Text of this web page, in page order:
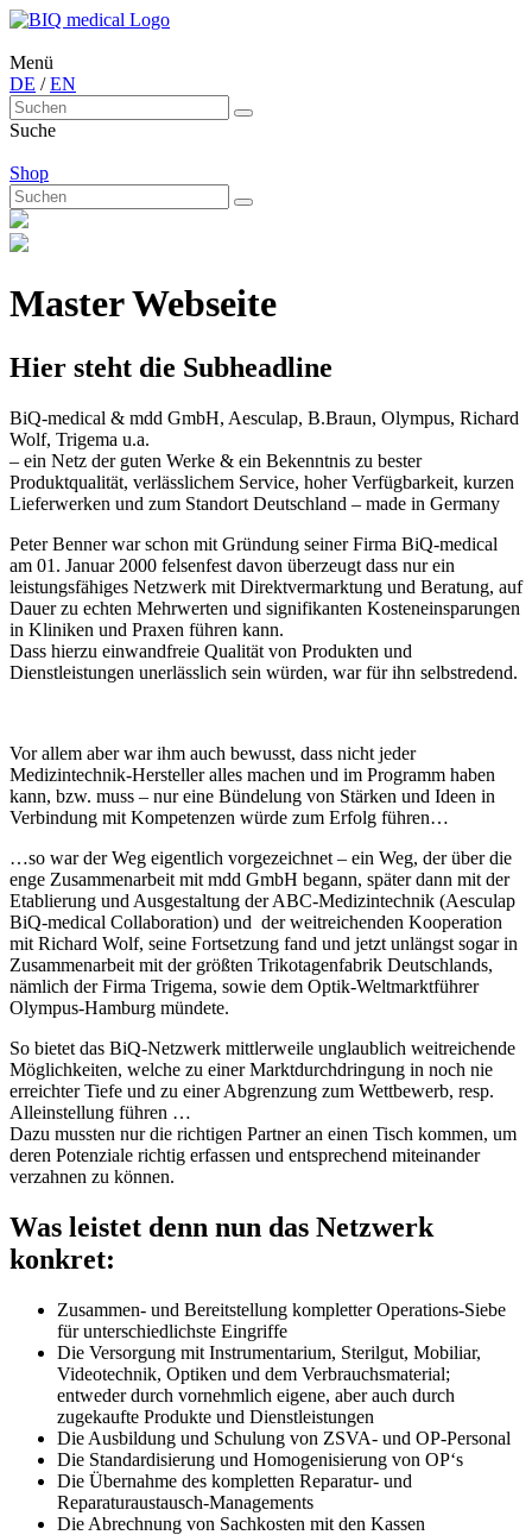
Menü
DE /EN
Suche
Shop
Master Webseite
Hier steht die Subheadline
BiQ-medical & mdd GmbH, Aesculap, B.Braun, Olympus, Richard
Wolf, Trigema u.a.
– ein Netz der guten Werke & ein Bekenntnis zu bester
Produktqualität, verlässlichem Service, hoher Verfügbarkeit, kurzen
Lieferwerken und zum Standort Deutschland – made in Germany
Peter Benner war schon mit Gründung seiner Firma BiQ-medical
am 01. Januar 2000 felsenfest davon überzeugt dass nur ein
leistungsfähiges Netzwerk mit Direktvermarktung und Beratung, auf
Dauer zu echten Mehrwerten und signifikanten Kosteneinsparungen
in Kliniken und Praxen führen kann.
Dass hierzu einwandfreie Qualität von Produkten und
Dienstleistungen unerlässlich sein würden, war für ihn selbstredend.
Vor allem aber war ihm auch bewusst, dass nicht jeder
Medizintechnik-Hersteller alles machen und im Programm haben
kann, bzw. muss – nur eine Bündelung von Stärken und Ideen in
Verbindung mit Kompetenzen würde zum Erfolg führen…
…so war der Weg eigentlich vorgezeichnet – ein Weg, der über die
enge Zusammenarbeit mit mdd GmbH begann, später dann mit der
Etablierung und Ausgestaltung der ABC-Medizintechnik (Aesculap
BiQ-medical Collaboration) und der weitreichenden Kooperation
mit Richard Wolf, seine Fortsetzung fand und jetzt unlängst sogar in
Zusammenarbeit mit der größten Trikotagenfabrik Deutschlands,
nämlich der Firma Trigema, sowie dem Optik-Weltmarktführer
Olympus-Hamburg mündete.
So bietet das BiQ-Netzwerk mittlerweile unglaublich weitreichende
Möglichkeiten, welche zu einer Marktdurchdringung in noch nie
erreichter Tiefe und zu einer Abgrenzung zum Wettbewerb, resp.
Alleinstellung führen …
Dazu mussten nur die richtigen Partner an einen Tisch kommen, um
deren Potenziale richtig erfassen und entsprechend miteinander
verzahnen zu können.
Was leistet denn nun das Netzwerk
konkret:
Zusammen- und Bereitstellung kompletter Operations-Siebe
für unterschiedlichste Eingriffe
Die Versorgung mit Instrumentarium, Sterilgut, Mobiliar,
Videotechnik, Optiken und dem Verbrauchsmaterial;
entweder durch vornehmlich eigene, aber auch durch
zugekaufte Produkte und Dienstleistungen
Die Ausbildung und Schulung von ZSVA- und OP-Personal
Die Standardisierung und Homogenisierung von OP‘s
Die Übernahme des kompletten Reparatur- und
Reparaturaustausch-Managements
Die Abrechnung von Sachkosten mit den Kassen